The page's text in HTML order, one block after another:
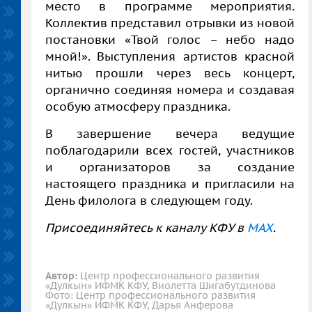
место в программе мероприятия.
Коллектив представил отрывки из новой
постановки «Твой голос – небо надо
мной!». Выступления артистов красной
нитью прошли через весь концерт,
органично соединяя номера и создавая
особую атмосферу праздника.
В завершение вечера ведущие
поблагодарили всех гостей, участников
и организаторов за создание
настоящего праздника и пригласили на
День филолога в следующем году.
Присоединяйтесь к каналу КФУ в MAX.
Автор: Центр профессионального развития
«Дулкын» ИФМК КФУ, Виолетта Шигабутдинова
Фото: Центр профессионального развития
«Дулкын» ИФМК КФУ, Дарья Анферова